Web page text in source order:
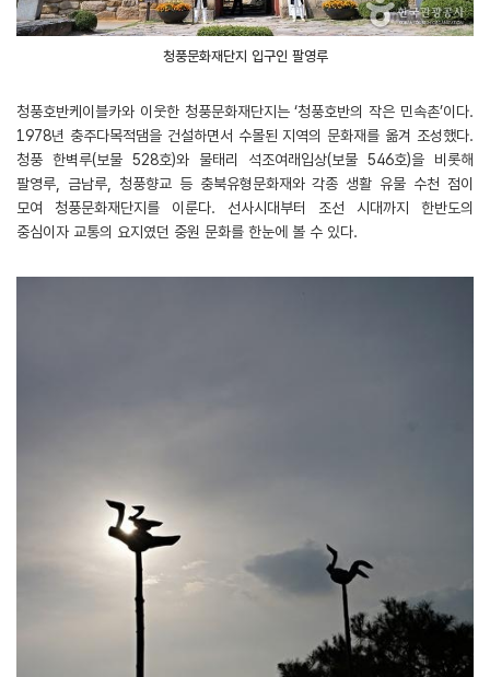
청풍문화재단지 입구인 팔영루
청풍호반케이블카와 이웃한 청풍문화재단지는 ‘청풍호반의 작은 민속촌’이다.
1978년 충주다목적댐을 건설하면서 수몰된 지역의 문화재를 옮겨 조성했다.
청풍 한벽루(보물 528호)와 물태리 석조여래입상(보물 546호)을 비롯해
팔영루, 금남루, 청풍향교 등 충북유형문화재와 각종 생활 유물 수천 점이
모여 청풍문화재단지를 이룬다. 선사시대부터 조선 시대까지 한반도의
중심이자 교통의 요지였던 중원 문화를 한눈에 볼 수 있다.